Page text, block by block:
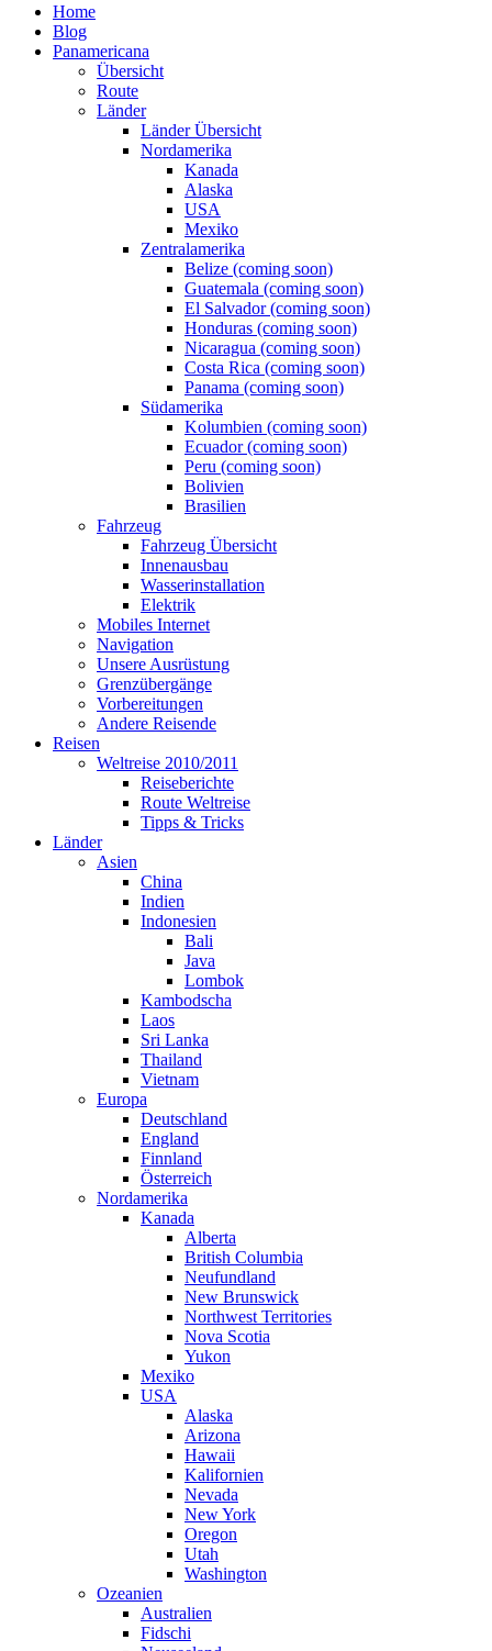
Home
Blog
Panamericana
Übersicht
Route
Länder
Länder Übersicht
Nordamerika
Kanada
Alaska
USA
Mexiko
Zentralamerika
Belize (coming soon)
Guatemala (coming soon)
El Salvador (coming soon)
Honduras (coming soon)
Nicaragua (coming soon)
Costa Rica (coming soon)
Panama (coming soon)
Südamerika
Kolumbien (coming soon)
Ecuador (coming soon)
Peru (coming soon)
Bolivien
Brasilien
Fahrzeug
Fahrzeug Übersicht
Innenausbau
Wasserinstallation
Elektrik
Mobiles Internet
Navigation
Unsere Ausrüstung
Grenzübergänge
Vorbereitungen
Andere Reisende
Reisen
Weltreise 2010/2011
Reiseberichte
Route Weltreise
Tipps & Tricks
Länder
Asien
China
Indien
Indonesien
Bali
Java
Lombok
Kambodscha
Laos
Sri Lanka
Thailand
Vietnam
Europa
Deutschland
England
Finnland
Österreich
Nordamerika
Kanada
Alberta
British Columbia
Neufundland
New Brunswick
Northwest Territories
Nova Scotia
Yukon
Mexiko
USA
Alaska
Arizona
Hawaii
Kalifornien
Nevada
New York
Oregon
Utah
Washington
Ozeanien
Australien
Fidschi